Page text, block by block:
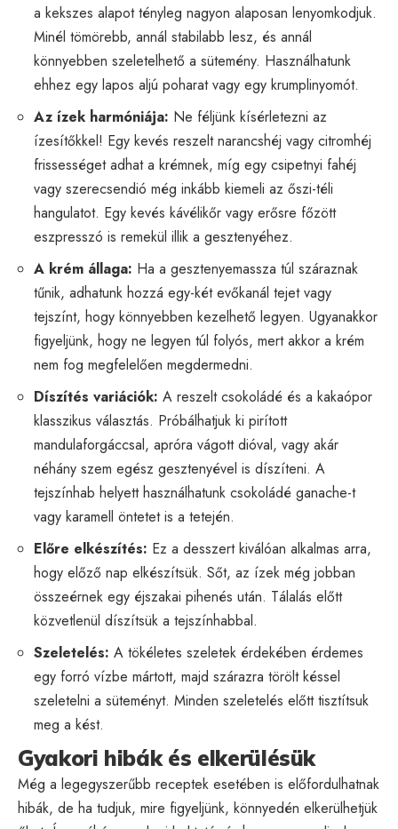
a kekszes alapot tényleg nagyon alaposan lenyomkodjuk.
Minél tömörebb, annál stabilabb lesz, és annál
könnyebben szeletelhető a sütemény. Használhatunk
ehhez egy lapos aljú poharat vagy egy krumplinyomót.
Az ízek harmóniája: Ne féljünk kísérletezni az
ízesítőkkel! Egy kevés reszelt narancshéj vagy citromhéj
frissességet adhat a krémnek, míg egy csipetnyi fahéj
vagy szerecsendió még inkább kiemeli az őszi-téli
hangulatot. Egy kevés kávélikőr vagy erősre főzött
eszpresszó is remekül illik a gesztenyéhez.
A krém állaga: Ha a gesztenyemassza túl száraznak
tűnik, adhatunk hozzá egy-két evőkanál tejet vagy
tejszínt, hogy könnyebben kezelhető legyen. Ugyanakkor
figyeljünk, hogy ne legyen túl folyós, mert akkor a krém
nem fog megfelelően megdermedni.
Díszítés variációk: A reszelt csokoládé és a kakaópor
klasszikus választás. Próbálhatjuk ki pirított
mandulaforgáccsal, apróra vágott dióval, vagy akár
néhány szem egész gesztenyével is díszíteni. A
tejszínhab helyett használhatunk csokoládé ganache-t
vagy karamell öntetet is a tetején.
Előre elkészítés: Ez a desszert kiválóan alkalmas arra,
hogy előző nap elkészítsük. Sőt, az ízek még jobban
összeérnek egy éjszakai pihenés után. Tálalás előtt
közvetlenül díszítsük a tejszínhabbal.
Szeletelés: A tökéletes szeletek érdekében érdemes
egy forró vízbe mártott, majd szárazra törölt késsel
szeletelni a süteményt. Minden szeletelés előtt tisztítsuk
meg a kést.
Gyakori hibák és elkerülésük
Még a legegyszerűbb receptek esetében is előfordulhatnak
hibák, de ha tudjuk, mire figyeljünk, könnyedén elkerülhetjük